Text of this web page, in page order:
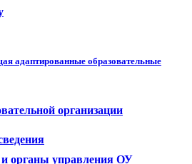
адаптированные образовательные
организации
органы управления ОУ